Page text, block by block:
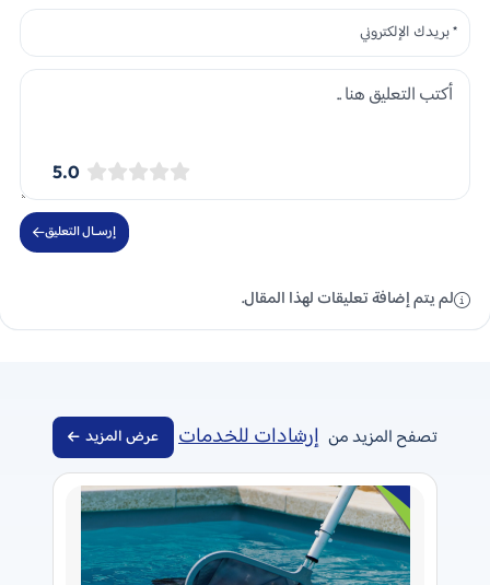
5.0
إرســال التعليق
لم يتم إضافة تعليقات لهذا المقال.
تصفح المزيد من إرشادات للخدمات عرض المزيد